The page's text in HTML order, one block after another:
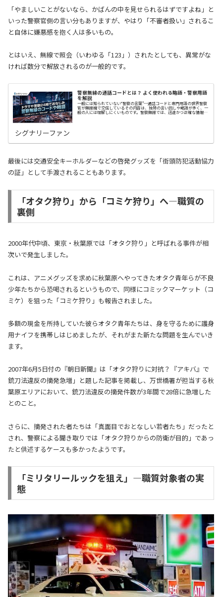
「やましいことがないなら、かばんの中を見せられるはずですよね」と
いった警察官側の言い分もありますが、やはり「不審者扱い」されるこ
と自体に嫌悪感を抱く人は多いもの。
とはいえ、無線で照会（いわゆる「123」）されたとしても、異常がな
ければ数分で解放されるのが一般的です。
警察無線の通話コードとは？ よく使われる略語・警察用語
を解説
一般には知られていない“警察の言葉”─通話コードと専門用語の世界警察
官が無線機で交信しているその内容は、独特の言い回しや略語が多く、一
般の人には理解しにくいものです。警察無線では、迅速かつ正確な情報伝
シグナリーファン
最後には交通安全キーホルダーなどの啓発グッズを「街頭防犯活動協力
の証」として手渡されることもあります。
「オタク狩り」から「コミケ狩り」へ—職質の
裏側
2000年代中頃、東京・秋葉原では「オタク狩り」と呼ばれる事件が相
次いで発生しました。
これは、アニメグッズを求めに秋葉原へやってきたオタク青年らが不良
少年たちから恐喝されるというもので、同様にコミックマーケット（コ
ミケ）を狙った「コミケ狩り」も報告されました。
多額の現金を所持していた彼らオタク青年たちは、身を守るために護身
用ナイフを携帯しはじめましたが、それがまた新たな問題を生んでいき
ます。
2007年6月5日付の『朝日新聞』は「オタク狩りに対抗？『アキバ』で
銃刀法違反の摘発急増」と題した記事を掲載し、万世橋署が担当する秋
葉原エリアにおいて、銃刀法違反の摘発件数が3年間で28倍に急増した
とのこと。
さらに、摘発された者たちは「真面目でおとなしい若者たち」だったと
され、警察による聞き取りでは「オタク狩りからの防衛が目的」であっ
たと供述するケースも多かったようです。
「ミリタリールックを狙え」—職質対象者の実
態